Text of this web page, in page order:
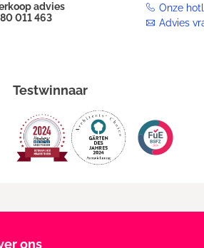
advies
011 463
Onze
Advies
Testwinnaar
ons